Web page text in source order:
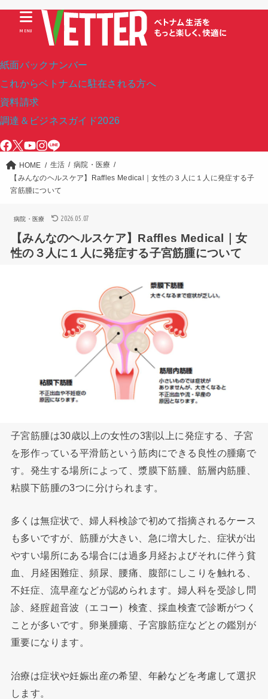
紙面バックナンバー
これからベトナムに駐在される方へ
資料請求
調達＆ビジネスガイド2026
MENU
HOME 生活
病院・医療
【みんなのヘルスケア】Raffles Medical｜女性の３人に１人に発症する子
宮筋腫について
病院・医療 2026.05.07
【みんなのヘルスケア】Raffles Medical｜女
性の３人に１人に発症する子宮筋腫について
子宮筋腫は30歳以上の女性の3割以上に発症する、子宮
を形作っている平滑筋という筋肉にできる良性の腫瘍で
す。発生する場所によって、漿膜下筋腫、筋層内筋腫、
粘膜下筋腫の3つに分けられます。
多くは無症状で、婦人科検診で初めて指摘されるケース
も多いですが、筋腫が大きい、急に増大した、症状が出
やすい場所にある場合には過多月経およびそれに伴う貧
血、月経困難症、頻尿、腰痛、腹部にしこりを触れる、
不妊症、流早産などが認められます。婦人科を受診し問
診、経腟超音波（エコー）検査、採血検査で診断がつく
ことが多いです。卵巣腫瘍、子宮腺筋症などとの鑑別が
重要になります。
治療は症状や妊娠出産の希望、年齢などを考慮して選択
します。